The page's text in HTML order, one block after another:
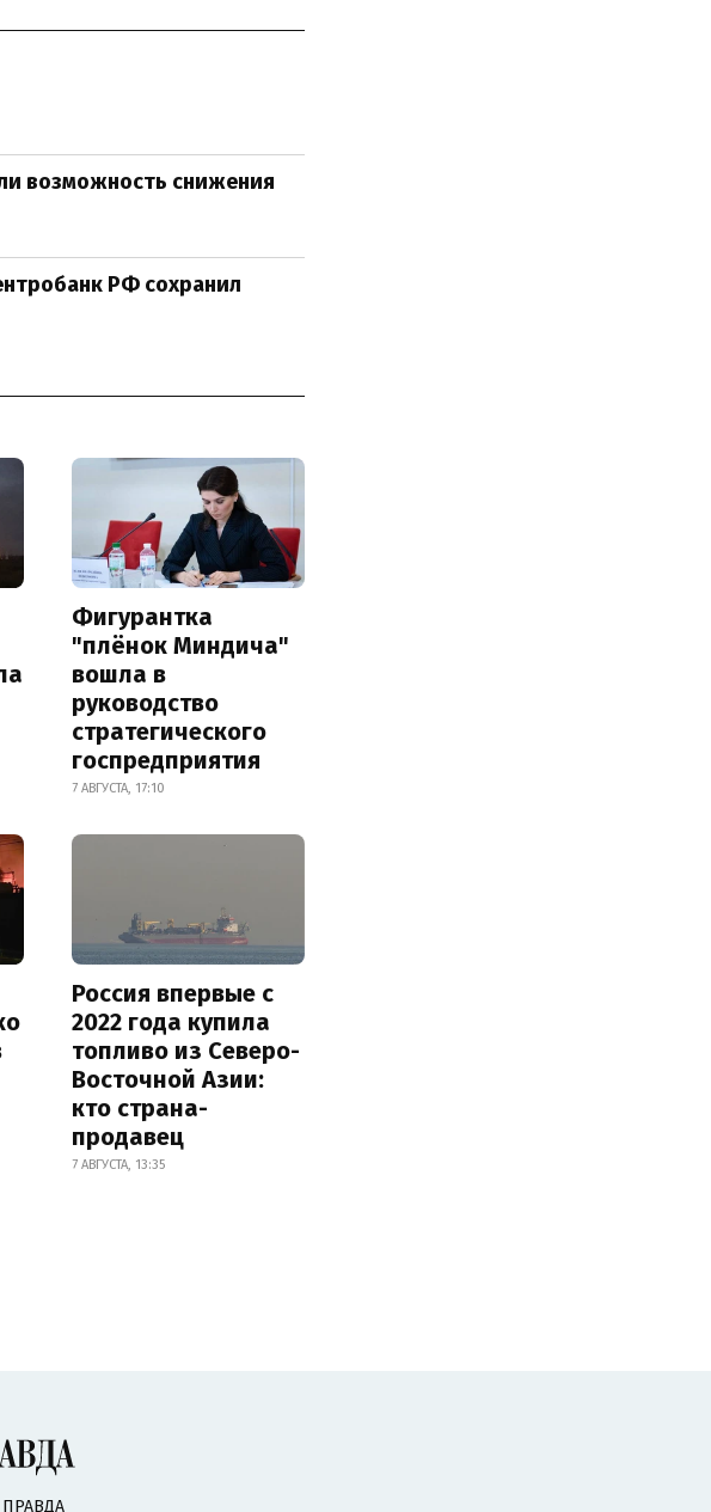
возможность снижения
РФ сохранил
Фигурантка
"плёнок Миндича"
вошла в
руководство
стратегического
госпредприятия
7 АВГУСТА, 17:10
Россия впервые с
2022 года купила
топливо из Северо-
Восточной Азии:
кто страна-
продавец
7 АВГУСТА, 13:35